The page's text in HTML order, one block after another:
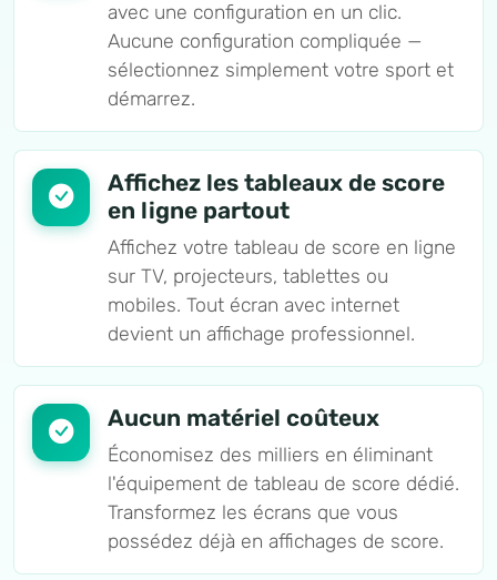
avec une configuration en un clic.
Aucune configuration compliquée —
sélectionnez simplement votre sport et
démarrez.
Affichez les tableaux de score
en ligne partout
Affichez votre tableau de score en ligne
sur TV, projecteurs, tablettes ou
mobiles. Tout écran avec internet
devient un affichage professionnel.
Aucun matériel coûteux
Économisez des milliers en éliminant
l'équipement de tableau de score dédié.
Transformez les écrans que vous
possédez déjà en affichages de score.